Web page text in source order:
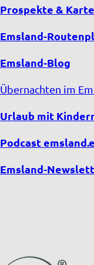
Prospekte &
Emsland-
Emsland-Blog
Übernachten im
Urlaub mit
Podcast
Emsland-
T
t
T